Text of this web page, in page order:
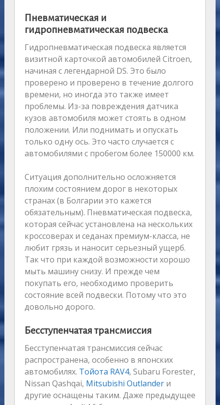
Пневматическая и
гидропневматическая подвеска
Гидропневматическая подвеска является
визитной карточкой автомобилей Citroen,
начиная с легендарной DS. Это было
проверено и проверено в течение долгого
времени, но иногда это также имеет
проблемы. Из-за повреждения датчика
кузов автомобиля может стоять в одном
положении. Или поднимать и опускать
только одну ось. Это часто случается с
автомобилями с пробегом более 150000 км.
Ситуация дополнительно осложняется
плохим состоянием дорог в некоторых
странах (в Болгарии это кажется
обязательным). Пневматическая подвеска,
которая сейчас установлена ​​на нескольких
кроссоверах и седанах премиум-класса, не
любит грязь и наносит серьезный ущерб.
Так что при каждой возможности хорошо
мыть машину снизу. И прежде чем
покупать его, необходимо проверить
состояние всей подвески. Потому что это
довольно дорого.
Бесступенчатая трансмиссия
Бесступенчатая трансмиссия сейчас
распространена, особенно в японских
автомобилях. Тойота RAV4, Subaru Forester,
Nissan Qashqai, Mitsubishi Outlanderи
другие оснащены таким. Даже предыдущее